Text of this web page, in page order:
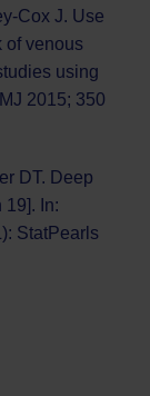
Cox J. Use
of venous
using
2015; 350
DT. Deep
19]. In:
StatPearls